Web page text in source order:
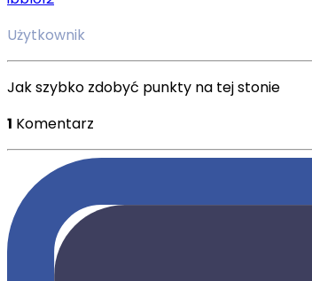
Użytkownik
Jak szybko zdobyć punkty na tej stonie
1 Komentarz